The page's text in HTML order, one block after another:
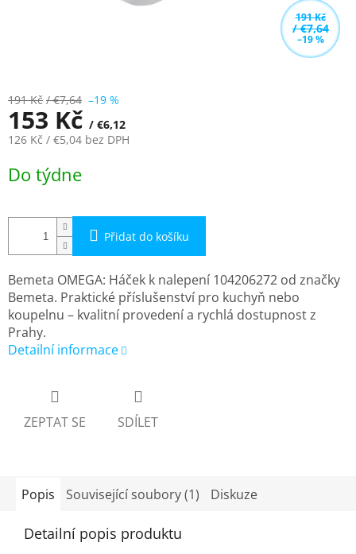
191 Kč
/ €7,64
–19 %
191 Kč / €7,64 –19 %
153 Kč / €6,12
126 Kč / €5,04 bez DPH
cena:
Do týdne
Přidat do košíku
Bemeta OMEGA: Háček k nalepení 104206272 od značky
Bemeta. Praktické příslušenství pro kuchyň nebo
koupelnu – kvalitní provedení a rychlá dostupnost z
Prahy.
Detailní informace
ZEPTAT SE SDÍLET
Popis Související soubory (1) Diskuze
Detailní popis produktu